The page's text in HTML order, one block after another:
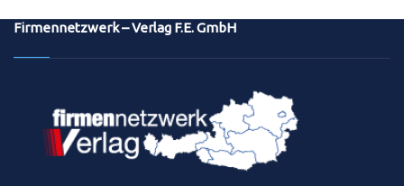
Firmennetzwerk – Verlag F.E. GmbH